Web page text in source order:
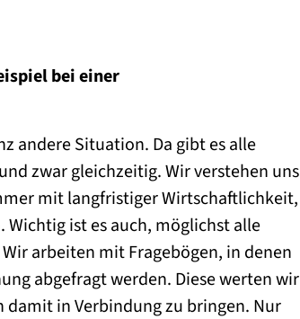
bei einer
andere Situation. Da gibt es alle
zwar gleichzeitig. Wir verstehen uns
mit langfristiger Wirtschaftlichkeit,
ist es auch, möglichst alle
arbeiten mit Fragebögen, in denen
abgefragt werden. Diese werten wir
damit in Verbindung zu bringen. Nur